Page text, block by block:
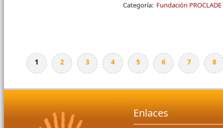
Categoría: Fundación PROCLADE
Páginas
1 2 3 4 5 6 7 8
Enlaces